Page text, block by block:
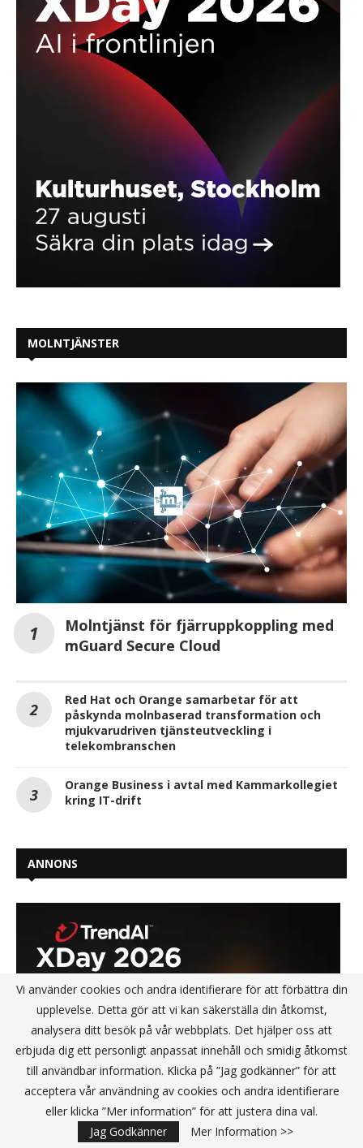
MOLNTJÄNSTER
Molntjänst för fjärruppkoppling med
mGuard Secure Cloud
Red Hat och Orange samarbetar för att
påskynda molnbaserad transformation och
mjukvarudriven tjänsteutveckling i
telekombranschen
Orange Business i avtal med Kammarkollegiet
kring IT-drift
ANNONS
Vi använder cookies och andra identifierare för att förbättra din
upplevelse. Detta gör att vi kan säkerställa din åtkomst,
analysera ditt besök på vår webbplats. Det hjälper oss att
erbjuda dig ett personligt anpassat innehåll och smidig åtkomst
till användbar information. Klicka på ”Jag godkänner” för att
acceptera vår användning av cookies och andra identifierare
eller klicka ”Mer information” för att justera dina val.
Jag Godkänner
Mer Information >>